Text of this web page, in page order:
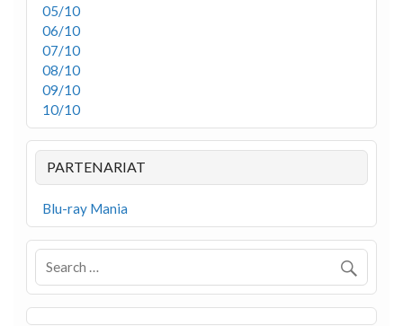
05/10
06/10
07/10
08/10
09/10
10/10
PARTENARIAT
Blu-ray Mania